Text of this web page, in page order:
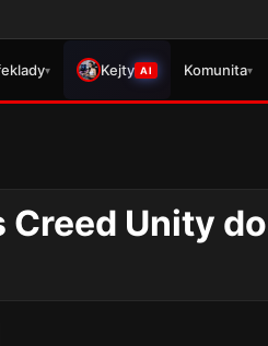
🎮 Právě se
▾ Kejty AI Komunita▾
Creed Unity